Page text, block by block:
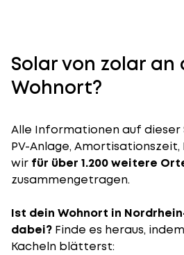
Solar von zolar an
Wohnort?
Alle Informationen auf dieser
PV-Anlage,
wir für über 1.200 weitere
zusammengetragen.
Ist dein Wohnort in
dabei? Finde es heraus,
Kacheln blätterst: